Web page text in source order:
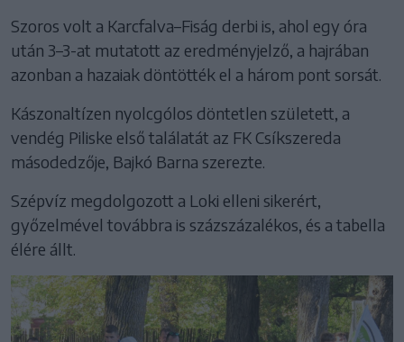
Szoros volt a Karcfalva–Fiság derbi is, ahol egy óra
után 3–3-at mutatott az eredményjelző, a hajrában
azonban a hazaiak döntötték el a három pont sorsát.
Kászonaltízen nyolcgólos döntetlen született, a
vendég Piliske első találatát az FK Csíkszereda
másodedzője, Bajkó Barna szerezte.
Szépvíz megdolgozott a Loki elleni sikerért,
győzelmével továbbra is százszázalékos, és a tabella
élére állt.